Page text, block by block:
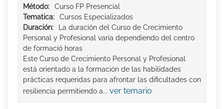
Método:
Curso FP Presencial
Tematica:
Cursos Especializados
Duración:
La duración del Curso de Crecimiento
Personal y Profesional varía dependiendo del centro
de formació horas
Este Curso de Crecimiento Personal y Profesional
está orientado a la formación de las habilidades
prácticas requeridas para afrontar las dificultades con
resiliencia permitiendo a... ver temario